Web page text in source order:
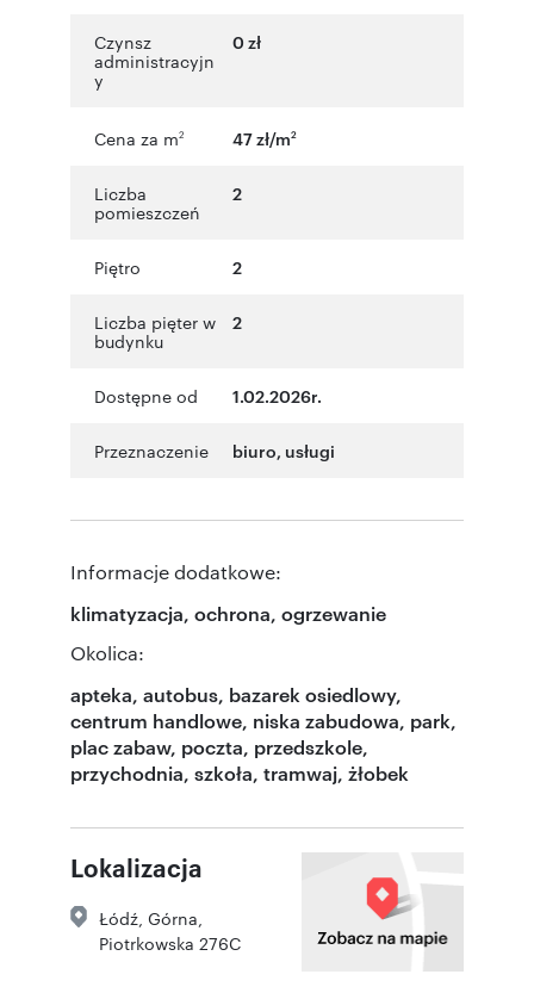
Czynsz
administracyjn
y
0 zł
Cena za m2 47 zł/m2
Liczba
pomieszczeń
2
Piętro 2
Liczba pięter w
budynku
2
Dostępne od 1.02.2026r.
Przeznaczenie biuro, usługi
Informacje dodatkowe:
klimatyzacja, ochrona, ogrzewanie
Okolica:
apteka, autobus, bazarek osiedlowy,
centrum handlowe, niska zabudowa, park,
plac zabaw, poczta, przedszkole,
przychodnia, szkoła, tramwaj, żłobek
Lokalizacja
Łódź Górna
Piotrkowska 276C